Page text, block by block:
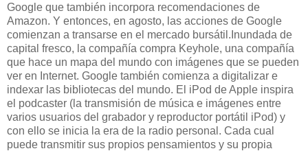
Google que también incorpora recomendaciones de
Amazon. Y entonces, en agosto, las acciones de Google
comienzan a transarse en el mercado bursátil.Inundada de
capital fresco, la compañía compra Keyhole, una compañía
que hace un mapa del mundo con imágenes que se pueden
ver en Internet. Google también comienza a digitalizar e
indexar las bibliotecas del mundo. El iPod de Apple inspira
el podcaster (la transmisión de música e imágenes entre
varios usuarios del grabador y reproductor portátil iPod) y
con ello se inicia la era de la radio personal. Cada cual
puede transmitir sus propios pensamientos y su propia